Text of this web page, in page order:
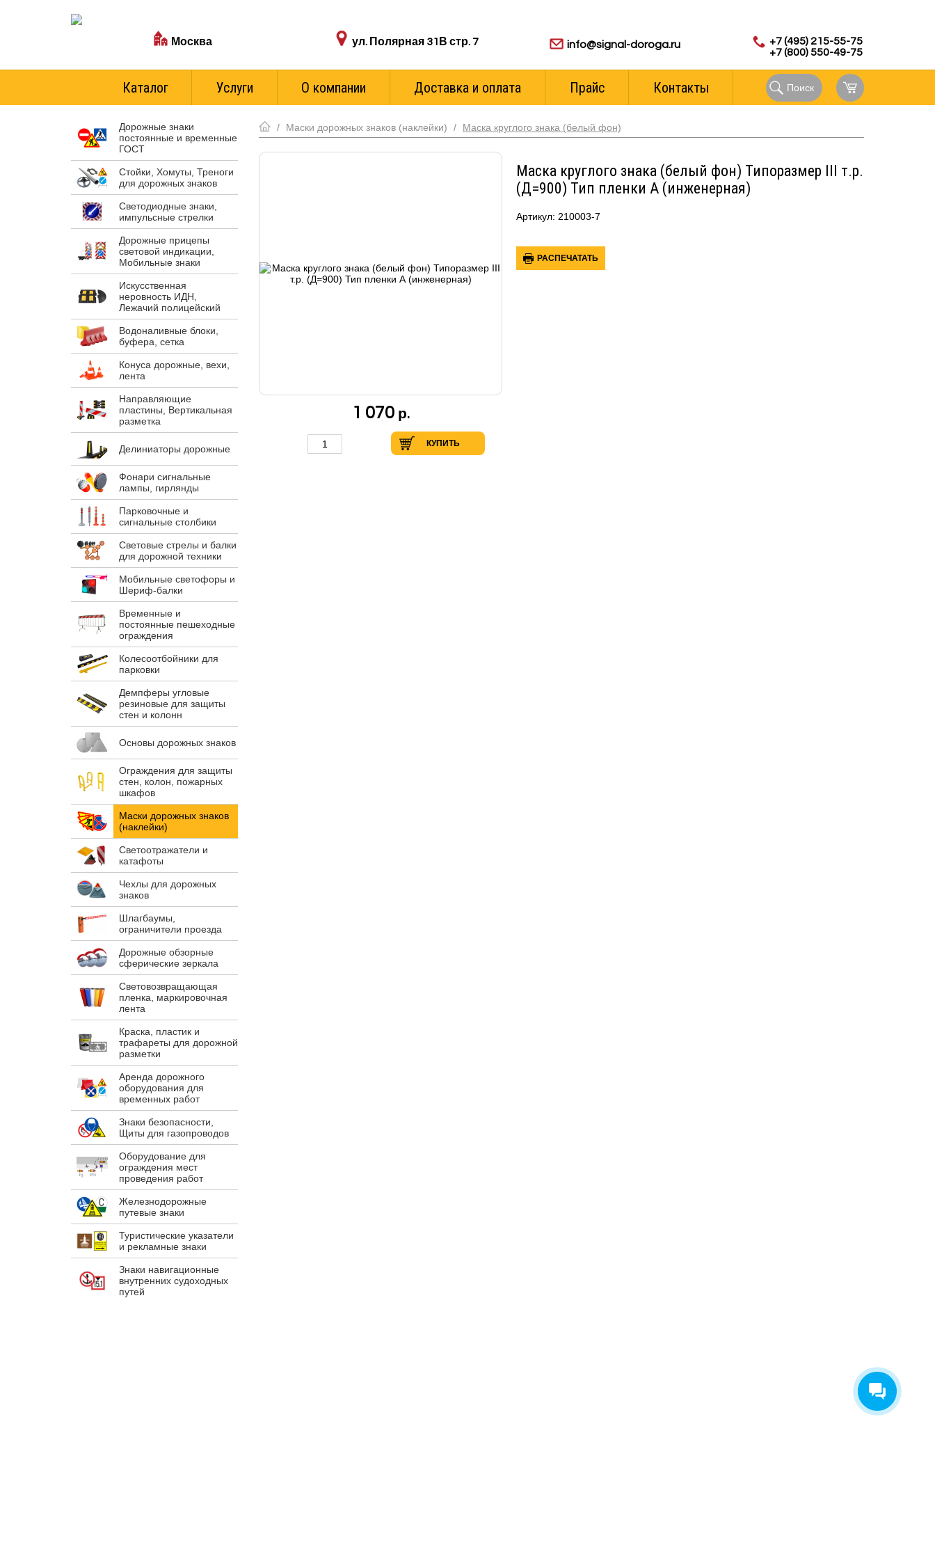
Москва
ул. Полярная 31В стр. 7
info@signal-doroga.ru
+7 (495) 215-55-75
+7 (800) 550-49-75
Каталог Услуги О компании Доставка и оплата Прайс Контакты Поиск
/ Маски дорожных знаков (наклейки) / Маска круглого знака (белый фон)
Маска круглого знака (белый фон) Типоразмер III т.р.
(Д=900) Тип пленки А (инженерная)
Артикул: 210003-7
РАСПЕЧАТАТЬ
1 070 р.
КУПИТЬ
Дорожные знаки
постоянные и временные
ГОСТ
Стойки, Хомуты, Треноги
для дорожных знаков
Светодиодные знаки,
импульсные стрелки
Дорожные прицепы
световой индикации,
Мобильные знаки
Искусственная
неровность ИДН,
Лежачий полицейский
Водоналивные блоки,
буфера, сетка
Конуса дорожные, вехи,
лента
Направляющие
пластины, Вертикальная
разметка
Делиниаторы дорожные
Фонари сигнальные
лампы, гирлянды
Парковочные и
сигнальные столбики
Световые стрелы и балки
для дорожной техники
Мобильные светофоры и
Шериф-балки
Временные и
постоянные пешеходные
ограждения
Колесоотбойники для
парковки
Демпферы угловые
резиновые для защиты
стен и колонн
Основы дорожных знаков
Ограждения для защиты
стен, колон, пожарных
шкафов
Маски дорожных знаков
(наклейки)
Светоотражатели и
катафоты
Чехлы для дорожных
знаков
Шлагбаумы,
ограничители проезда
Дорожные обзорные
сферические зеркала
Световозвращающая
пленка, маркировочная
лента
Краска, пластик и
трафареты для дорожной
разметки
Аренда дорожного
оборудования для
временных работ
Знаки безопасности,
Щиты для газопроводов
Оборудование для
ограждения мест
проведения работ
Железнодорожные
путевые знаки
Туристические указатели
и рекламные знаки
Знаки навигационные
внутренних судоходных
путей